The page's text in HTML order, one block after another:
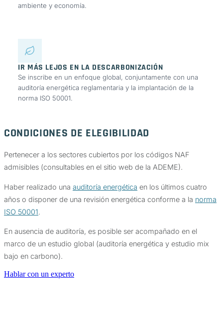
ambiente y economía.
IR MÁS LEJOS EN LA DESCARBONIZACIÓN
Se inscribe en un enfoque global, conjuntamente con una
auditoría energética reglamentaria y la implantación de la
norma ISO 50001.
CONDICIONES DE ELEGIBILIDAD
Pertenecer a los sectores cubiertos por los códigos NAF
admisibles (consultables en el sitio web de la ADEME).
Haber realizado una auditoría energética en los últimos cuatro
años o disponer de una revisión energética conforme a la norma
ISO 50001.
En ausencia de auditoría, es posible ser acompañado en el
marco de un estudio global (auditoría energética y estudio mix
bajo en carbono).
Hablar con un experto